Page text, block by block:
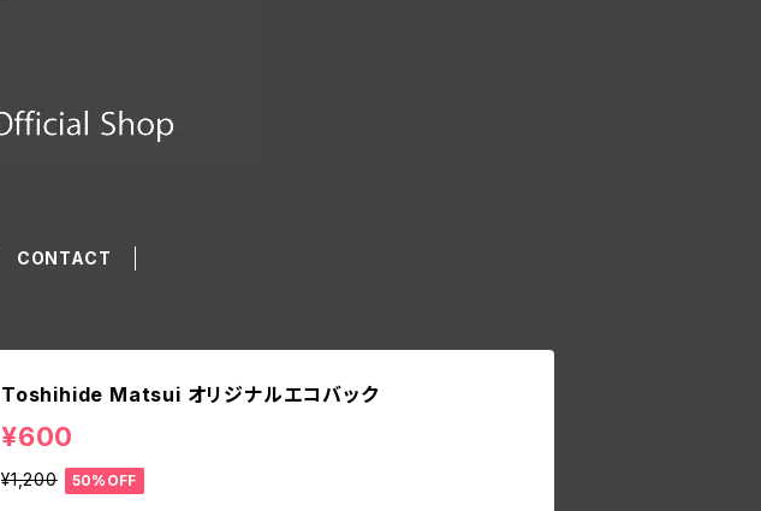
CONTACT
Toshihide Matsui オリジナルエコバック
¥600
¥1,200 50%OFF